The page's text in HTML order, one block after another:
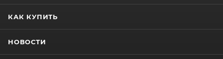
КАК КУПИТЬ
НОВОСТИ